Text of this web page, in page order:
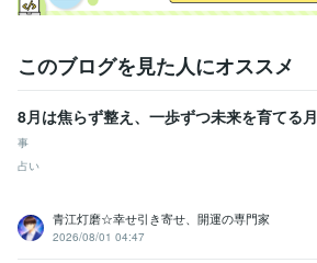
このブログを見た人にオススメ
8月は焦らず整え、一歩ずつ未来を育てる月
事
占い
青江灯磨☆幸せ引き寄せ、開運の専門家
2026/08/01 04:47